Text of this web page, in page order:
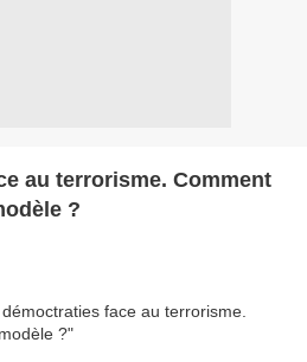
au terrorisme. Comment
?